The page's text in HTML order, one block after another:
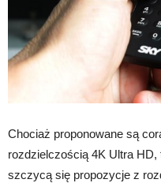
Chociaż proponowane są
rozdzielczością 4K Ultra
szczycą się propozycje z